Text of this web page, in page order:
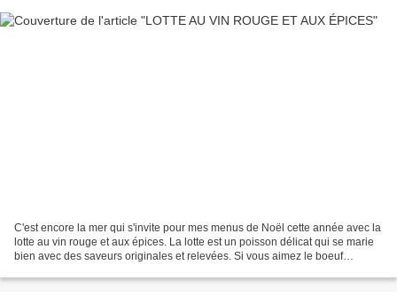
C'est encore la mer qui s'invite pour mes menus de Noël cette année avec la
lotte au vin rouge et aux épices. La lotte est un poisson délicat qui se marie
bien avec des saveurs originales et relevées. Si vous aimez le boeuf